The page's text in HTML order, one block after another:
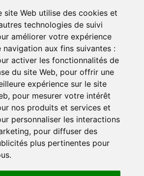
site Web utilise des cookies et
technologies de suivi
améliorer votre expérience
navigation aux fins suivantes :
activer les fonctionnalités de
du site Web, pour offrir une
expérience sur le site
, pour mesurer votre intérêt
nos produits et services et
personnaliser les interactions
, pour diffuser des
plus pertinentes pour
.
nous